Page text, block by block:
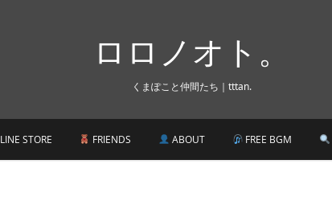
ロロノオト。
くまぽこと仲間たち｜tttan.
LINE STORE FRIENDS ABOUT FREE BGM